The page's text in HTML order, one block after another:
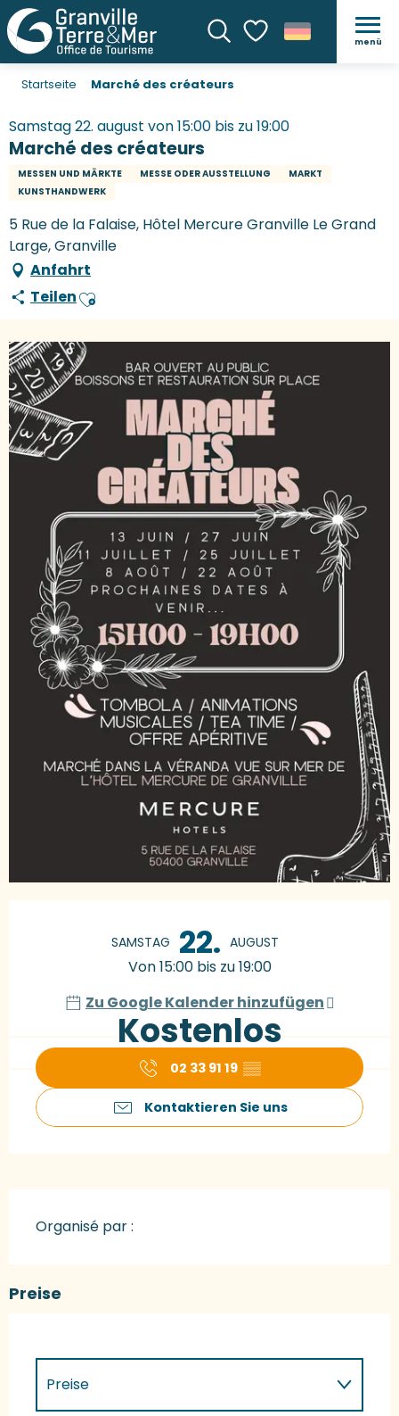
SucheVoir les favoris
menü
Startseite Marché des créateurs
Samstag 22. august von 15:00 bis zu 19:00
Marché des créateurs
MESSEN UND MÄRKTE MESSE ODER AUSSTELLUNG
MARKT
KUNSTHANDWERK
5 Rue de la Falaise, Hôtel Mercure Granville Le Grand
Large, Granville
Anfahrt
TeilenAjouter aux favoris
SAMSTAG 22. AUGUST
Von 15:00 bis zu 19:00
Zu Google Kalender hinzufügen
Kostenlos
02 33 91 19 ▒▒
Kontaktieren Sie uns
Organisé par :
Preise
Preise